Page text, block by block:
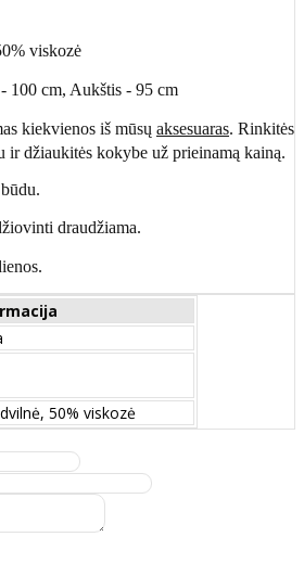
viskozė
100 cm, Aukštis - 95 cm
kiekvienos iš mūsų aksesuaras. Rinkitės
ir džiaukitės kokybe už prieinamą kainą.
draudžiama.
50% viskozė